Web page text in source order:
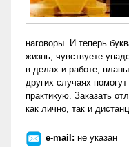
наговоры. И теперь
жизнь, чувствуете
в делах и работе,
других случаях
практикую. Заказать
как лично, так и
e-mail: не указан